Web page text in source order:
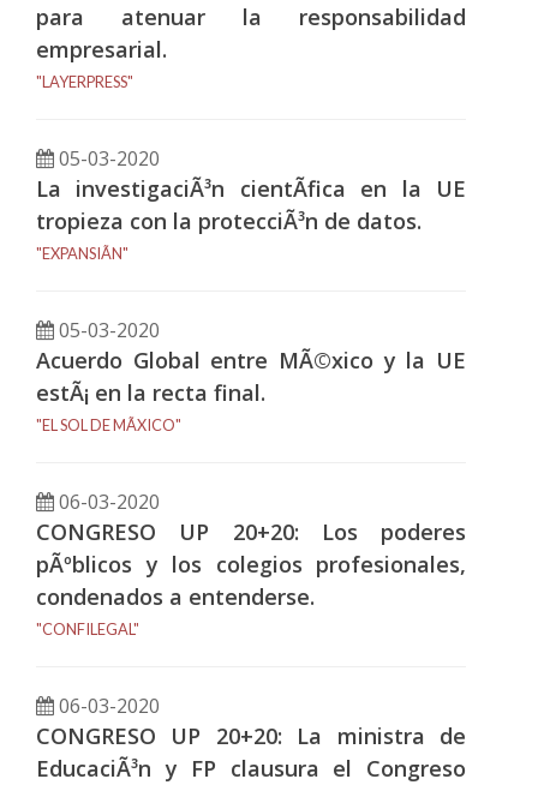
para atenuar la responsabilidad
empresarial.
"LAYERPRESS"
05-03-2020
La investigaciÃ³n cientÃ­fica en la UE
tropieza con la protecciÃ³n de datos.
"EXPANSIÃN"
05-03-2020
Acuerdo Global entre MÃ©xico y la UE
estÃ¡ en la recta final.
"EL SOL DE MÃXICO"
06-03-2020
CONGRESO UP 20+20: Los poderes
pÃºblicos y los colegios profesionales,
condenados a entenderse.
"CONFILEGAL"
06-03-2020
CONGRESO UP 20+20: La ministra de
EducaciÃ³n y FP clausura el Congreso